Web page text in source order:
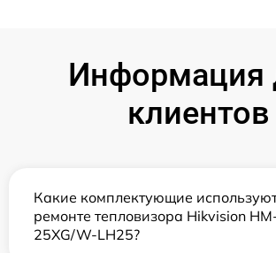
Информация
клиентов
Какие комплектующие
ремонте тепловизора Hikvision
25XG/W-LH25?